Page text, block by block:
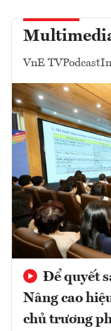
VnE TVPodcast
Để quyết
Nâng cao
chủ trương